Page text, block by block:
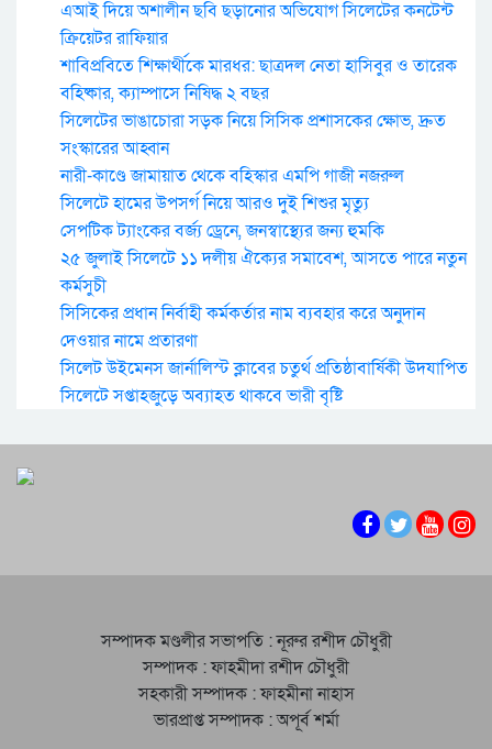
এআই দিয়ে অশালীন ছবি ছড়ানোর অভিযোগ সিলেটের কনটেন্ট
ক্রিয়েটর রাফিয়ার
শাবিপ্রবিতে শিক্ষার্থীকে মারধর: ছাত্রদল নেতা হাসিবুর ও তারেক
বহিষ্কার, ক্যাম্পাসে নিষিদ্ধ ২ বছর
সিলেটের ভাঙাচোরা সড়ক নিয়ে সিসিক প্রশাসকের ক্ষোভ, দ্রুত
সংস্কারের আহ্বান
নারী-কাণ্ডে জামায়াত থেকে বহিস্কার এমপি গাজী নজরুল
সিলেটে হামের উপসর্গ নিয়ে আরও দুই শিশুর মৃত্যু
সেপটিক ট্যাংকের বর্জ্য ড্রেনে, জনস্বাস্থ্যের জন্য হুমকি
২৫ জুলাই সিলেটে ১১ দলীয় ঐক্যের সমাবেশ, আসতে পারে নতুন
কর্মসুচী
সিসিকের প্রধান নির্বাহী কর্মকর্তার নাম ব্যবহার করে অনুদান
দেওয়ার নামে প্রতারণা
সিলেট উইমেনস জার্নালিস্ট ক্লাবের চতুর্থ প্রতিষ্ঠাবার্ষিকী উদযাপিত
সিলেটে সপ্তাহজুড়ে অব্যাহত থাকবে ভারী বৃষ্টি
সম্পাদক মণ্ডলীর সভাপতি : নূরুর রশীদ চৌধুরী
সম্পাদক : ফাহমীদা রশীদ চৌধুরী
সহকারী সম্পাদক : ফাহমীনা নাহাস
ভারপ্রাপ্ত সম্পাদক : অপূর্ব শর্মা